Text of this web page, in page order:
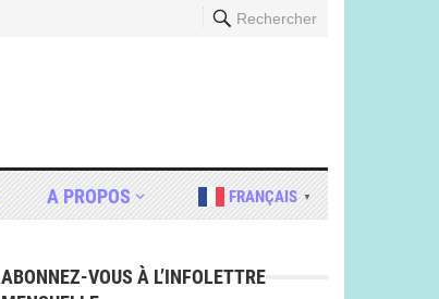
Rechercher
A PROPOS FRANÇAIS ▼
ABONNEZ-VOUS À L’INFOLETTRE